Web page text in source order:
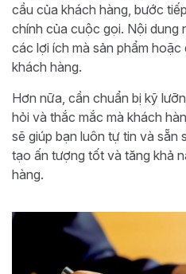
cầu của khách hàng, bước
chính của cuộc gọi. Nội dung
các lợi ích mà sản phẩm
khách hàng.
Hơn nữa, cần chuẩn bị kỹ
hỏi và thắc mắc mà khách
sẽ giúp bạn luôn tự tin và sẵn
tạo ấn tượng tốt và tăng khả
hàng.